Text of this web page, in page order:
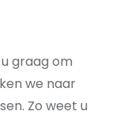
graag om
we naar
Zo weet u